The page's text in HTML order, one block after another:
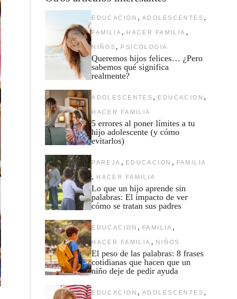
EDUCACION , ADOLESCENTES ,
FAMILIA , HACER FAMILIA ,
NIÑOS , PSICOLOGIA
Queremos hijos felices… ¿Pero
sabemos qué significa
realmente?
ADOLESCENTES , EDUCACION ,
HACER FAMILIA
5 errores al poner límites a tu
hijo adolescente (y cómo
evitarlos)
PAREJA , EDUCACION , FAMILIA
, HACER FAMILIA
Lo que un hijo aprende sin
palabras: El impacto de ver
cómo se tratan sus padres
EDUCACION , FAMILIA ,
HACER FAMILIA , NIÑOS
El peso de las palabras: 8 frases
cotidianas que hacen que un
niño deje de pedir ayuda
EDUCACION , ADOLESCENTES ,